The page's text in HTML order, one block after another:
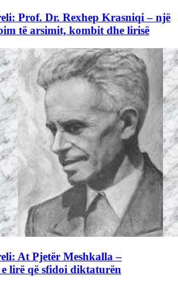
Prof. Dr. Rexhep Krasniqi – një
të arsimit, kombit dhe lirisë
At Pjetër Meshkalla –
lirë që sfidoi diktaturën